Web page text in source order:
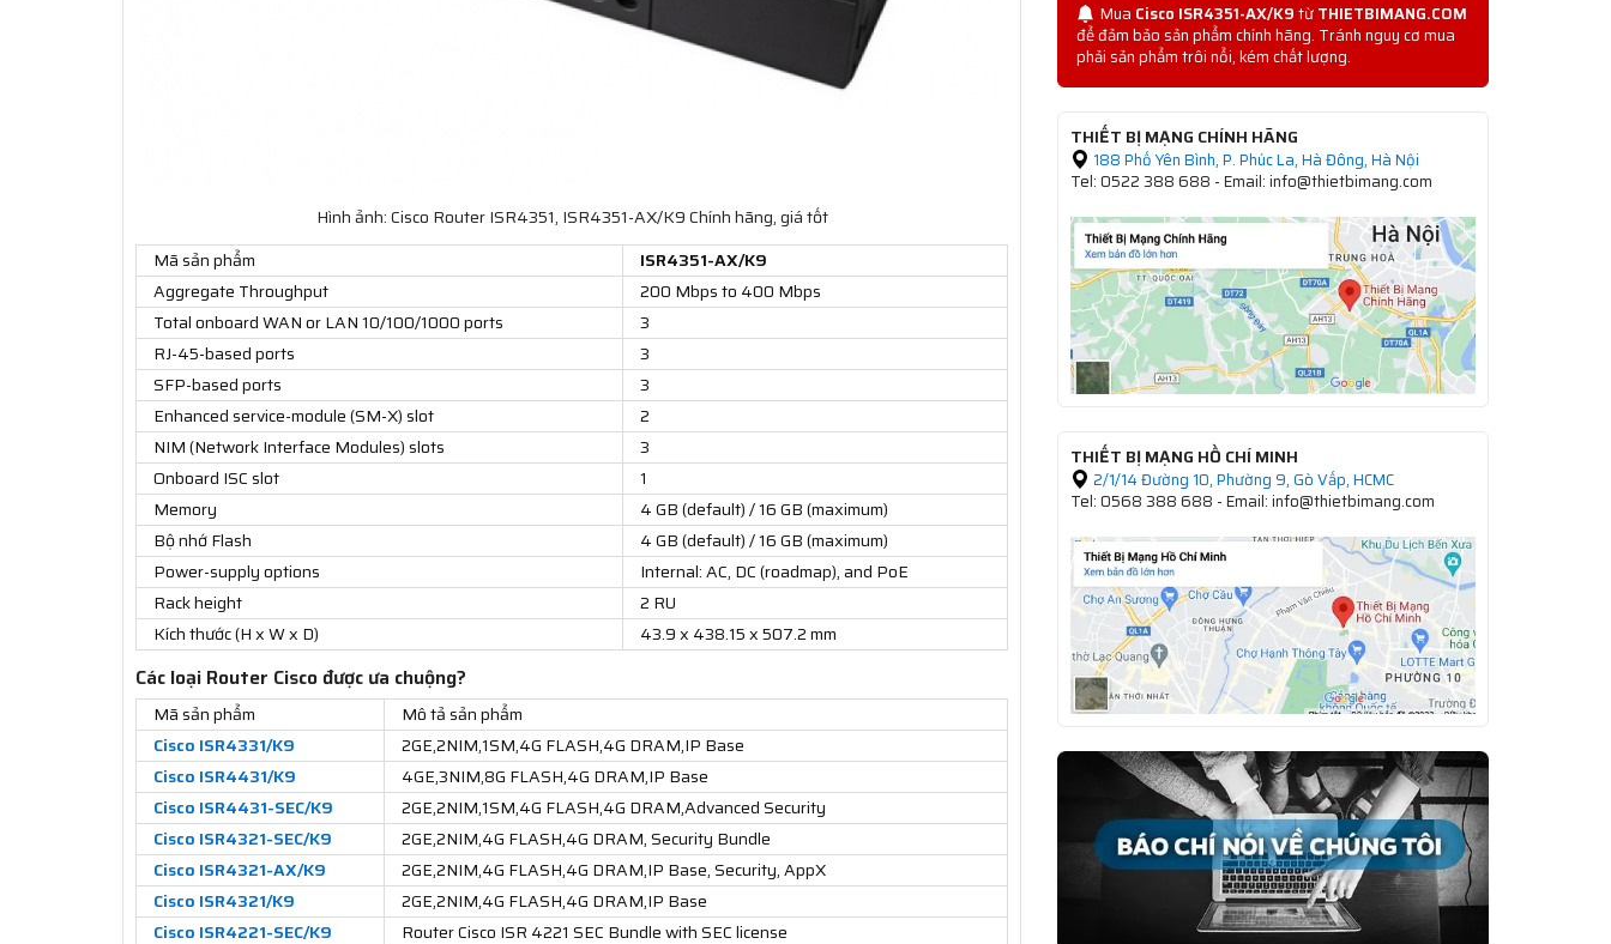
Hình ảnh: Cisco Router ISR4351, ISR4351-AX/K9 Chính hãng, giá tốt
Mã sản phẩm
ISR4351-AX/K9
Aggregate Throughput
200 Mbps to 400 Mbps
Total onboard WAN or LAN 10/100/1000 ports
3
RJ-45-based ports
3
SFP-based ports
3
Enhanced service-module (SM-X) slot
2
NIM (Network Interface Modules) slots
3
Onboard ISC slot
1
Memory
4 GB (default) / 16 GB (maximum)
Bộ nhớ Flash
4 GB (default) / 16 GB (maximum)
Power-supply options
Internal: AC, DC (roadmap), and PoE
Rack height
2 RU
Kích thước (H x W x D)
43.9 x 438.15 x 507.2 mm
Các loại Router Cisco được ưa chuộng?
Mã sản phẩm
Mô tả sản phẩm
Cisco ISR4331/K9
2GE,2NIM,1SM,4G FLASH,4G DRAM,IP Base
Cisco ISR4431/K9
4GE,3NIM,8G FLASH,4G DRAM,IP Base
Cisco ISR4431-SEC/K9
2GE,2NIM,1SM,4G FLASH,4G DRAM,Advanced Security
Cisco ISR4321-SEC/K9
2GE,2NIM,4G FLASH,4G DRAM, Security Bundle
Cisco ISR4321-AX/K9
2GE,2NIM,4G FLASH,4G DRAM,IP Base, Security, AppX
Cisco ISR4321/K9
2GE,2NIM,4G FLASH,4G DRAM,IP Base
Cisco ISR4221-SEC/K9
Router Cisco ISR 4221 SEC Bundle with SEC license
Mua Cisco ISR4351-AX/K9từTHIETBIMANG.COM
để đảm bảo sản phẩm chính hãng. Tránh nguy cơ mua
phải sản phẩm trôi nổi, kém chất lượng.
THIẾT BỊ MẠNG CHÍNH HÃNG
188 Phố Yên Bình, P. Phúc La, Hà Đông, Hà Nội
Tel: 0522 388 688 - Email: info@thietbimang.com
THIẾT BỊ MẠNG HỒ CHÍ MINH
2/1/14 Đường 10, Phường 9, Gò Vấp, HCMC
Tel: 0568 388 688 - Email: info@thietbimang.com